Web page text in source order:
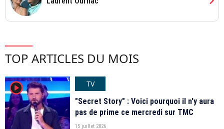
TOP ARTICLES DU MOIS
player2
TV
"Secret Story" : Voici pourquoi il n'y aura
pas de prime ce mercredi sur TMC
15 juillet 2026